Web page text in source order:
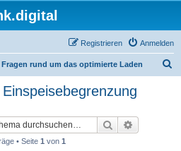
Anmelden
Registrieren
Fragen rund um das optimierte Laden
Suche
• Seite 1 von 1